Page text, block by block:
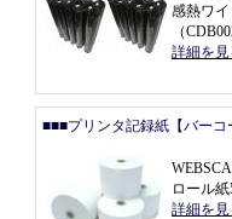
感熱ワ
（
詳細を
■■■プリンタ記録紙【バー
ロール
詳細を